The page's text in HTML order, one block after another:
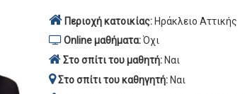
Περιοχή κατοικίας: Ηράκλειο Αττικής
Online μαθήματα:Όχι
Στο σπίτι του μαθητή:Ναι
Στο σπίτι του καθηγητή:Ναι